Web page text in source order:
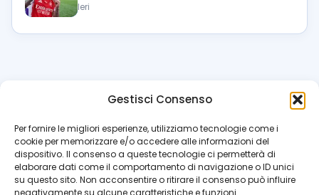
Gestisci Consenso
Per fornire le migliori esperienze, utilizziamo tecnologie come i
cookie per memorizzare e/o accedere alle informazioni del
dispositivo. Il consenso a queste tecnologie ci permetterà di
elaborare dati come il comportamento di navigazione o ID unici
su questo sito. Non acconsentire o ritirare il consenso può influire
negativamente su alcune caratteristiche e funzioni.
Ieri
azzurrissimo.it
Il blog di riferimento per i tifosi del Napoli. News, interviste,
pagelle e calciomercato. Testata giornalistica registrata
al Tribunale di Napoli (n. 48 dell’08/10/2012). Direttore Luca
Perillo